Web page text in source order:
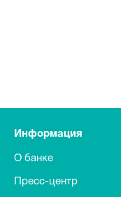
Информация
О банке
Пресс-центр